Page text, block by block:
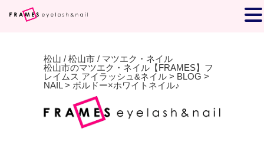
松山 / 松山市 / マツエク・ネイル
松山市のマツエク・ネイル【FRAMES】フ
レイムス アイラッシュ&ネイル > BLOG >
NAIL> ボルドー×ホワイトネイル♪